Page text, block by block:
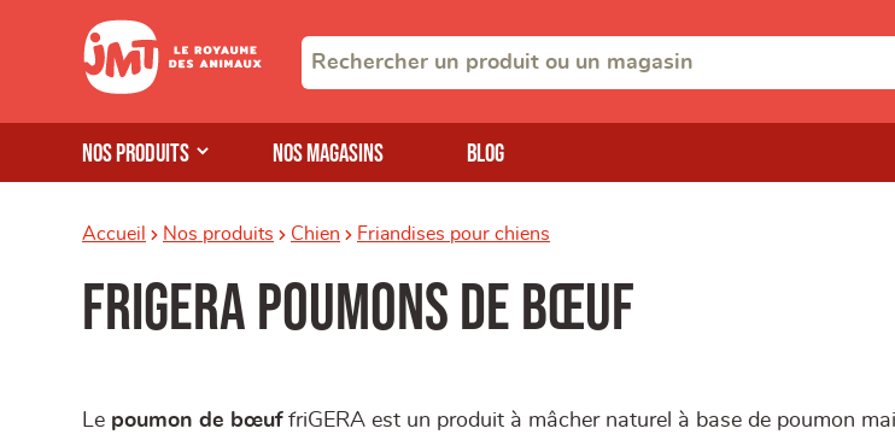
Nos produits Nos magasins Blog
Accueil Nos produits Chien Friandises pour chiens
Frigera poumons de bœuf
Le poumon de bœuffriGERA est un produit à mâcher naturel à base de poumon